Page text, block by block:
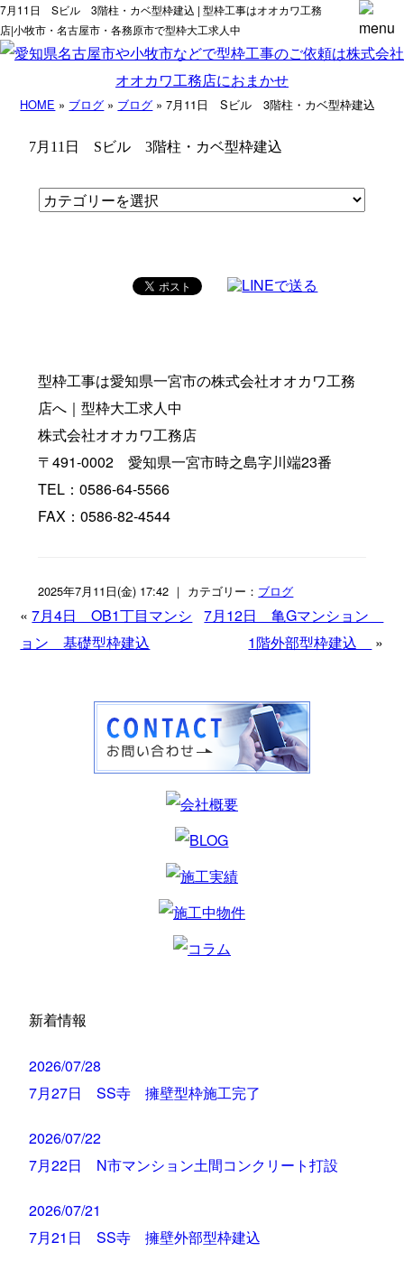
7月11日 Sビル 3階柱・カベ型枠建込 | 型枠工事はオオカワ工務
店|小牧市・名古屋市・各務原市で型枠大工求人中
HOME » ブログ » ブログ » 7月11日 Sビル 3階柱・カベ型枠建込
7月11日 Sビル 3階柱・カベ型枠建込
型枠工事は愛知県一宮市の株式会社オオカワ工務
店へ｜型枠大工求人中
株式会社オオカワ工務店
〒491-0002 愛知県一宮市時之島字川端23番
TEL：0586-64-5566
FAX：0586-82-4544
2025年7月11日(金) 17:42 ｜ カテゴリー： ブログ
«7月4日 OB1丁目マンシ
ョン 基礎型枠建込
7月12日 亀Gマンション
1階外部型枠建込
»
新着情報
2026/07/28
7月27日 SS寺 擁壁型枠施工完了
2026/07/22
7月22日 N市マンション土間コンクリート打設
2026/07/21
7月21日 SS寺 擁壁外部型枠建込